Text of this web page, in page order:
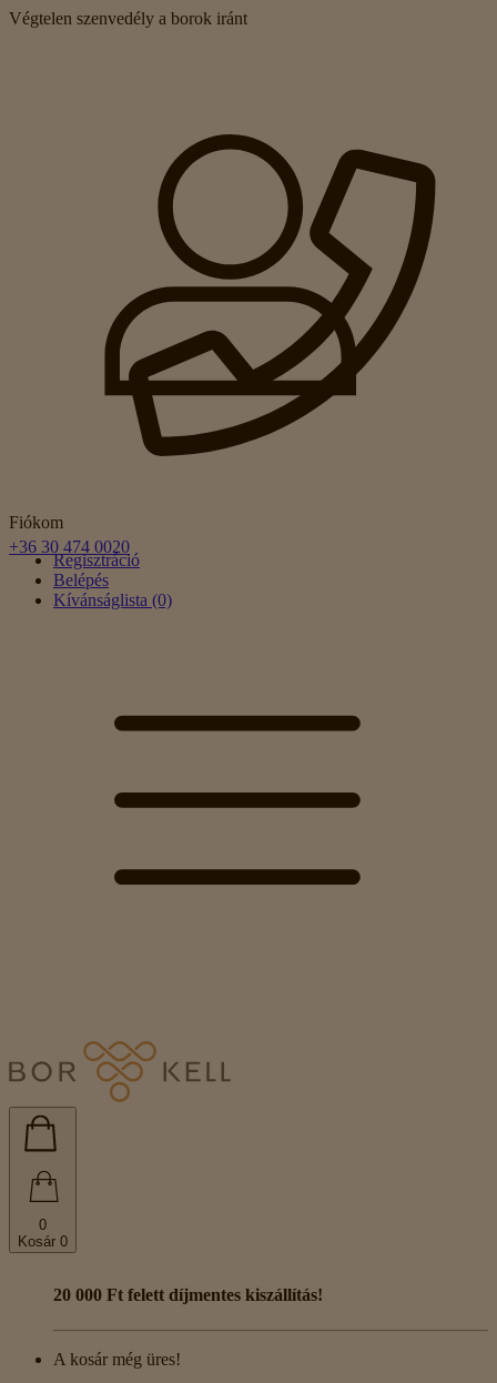
Végtelen szenvedély a borok iránt
Fiókom
Regisztráció
Belépés
Kívánságlista (0)
+36 30 474 0020
0
Kosár 0
20 000 Ft felett díjmentes kiszállítás!
A kosár még üres!